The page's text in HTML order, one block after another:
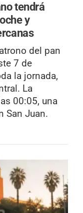
tendrá
y
del pan
7 de
la jornada,
La
00:05, una
San Juan.